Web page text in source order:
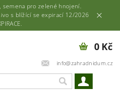
pro zelené hnojení.
s blížící se expirací 12/2026
info@zahradnidum.cz
0 Kč